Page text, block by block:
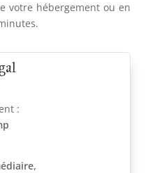
votre hébergement ou en
: